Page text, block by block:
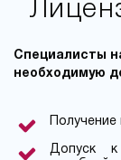
Специалисты
необходимую
Допуск к